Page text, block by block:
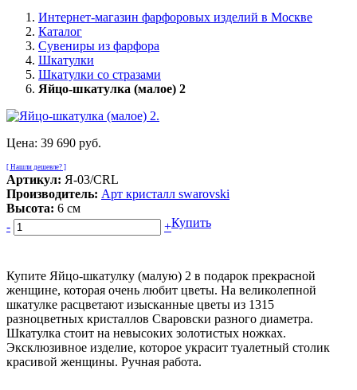
Интернет-магазин фарфоровых изделий в Москве
Каталог
Сувениры из фарфора
Шкатулки
Шкатулки со стразами
Яйцо-шкатулка (малое) 2
Цена: 39 690 руб.
[ Нашли дешевле? ]
Артикул: Я-03/CRL
Производитель: Арт кристалл swarovski
Высота: 6 см
-
+Купить
Купите Яйцо-шкатулку (малую) 2 в подарок прекрасной
женщине, которая очень любит цветы. На великолепной
шкатулке расцветают изысканные цветы из 1315
разноцветных кристаллов Сваровски разного диаметра.
Шкатулка стоит на невысоких золотистых ножках.
Эксклюзивное изделие, которое украсит туалетный столик
красивой женщины. Ручная работа.